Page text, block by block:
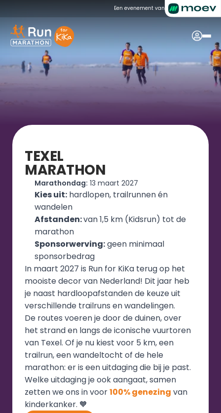
Een evenement van
TEXEL
MARATHON
Marathondag: 13 maart 2027
Kies uit: hardlopen, trailrunnen én
wandelen
Afstanden: van 1,5 km (Kidsrun) tot de
marathon
Sponsorwerving: geen minimaal
sponsorbedrag
In maart 2027 is Run for KiKa terug op het
mooiste decor van Nederland! Dit jaar heb
je naast hardloopafstanden de keuze uit
verschillende trailruns en wandelingen.
De routes voeren je door de duinen, over
het strand en langs de iconische vuurtoren
van Texel. Of je nu kiest voor 5 km, een
trailrun, een wandeltocht of de hele
marathon: er is een uitdaging die bij je past.
Welke uitdaging je ook aangaat, samen
zetten we ons in voor 100% genezing van
kinderkanker. 🧡